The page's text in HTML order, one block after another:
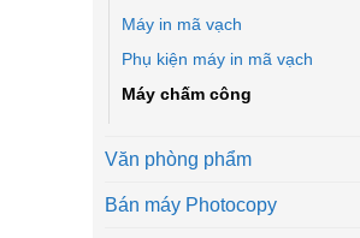
Máy in mã vạch
Phụ kiện máy in mã vạch
Máy chấm công
Văn phòng phẩm
Bán máy Photocopy